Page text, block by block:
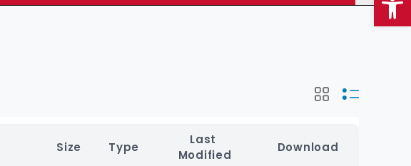
Size Type
Last
Modified
Download